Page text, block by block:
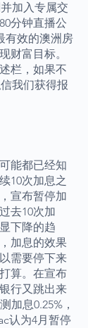
加入专属交
分钟直播公
有效的澳洲房
财富目标。
栏，如果不
我们获得报
能都已经知
10次加息之
宣布暂停加
去10次加
下降的趋
加息的效果
需要停下来
算。在宣布
行又跳出来
加息0.25%，
认为4月暂停